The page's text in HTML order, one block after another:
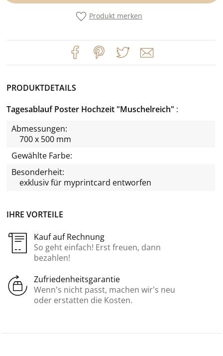
Produkt merken
IHRE VORTEILE
Kauf auf Rechnung
So geht einfach! Erst freuen, dann
bezahlen!
Zufriedenheitsgarantie
Wenn’s nicht passt, machen wir’s neu
oder erstatten die Kosten.
PRODUKTDETAILS
Tagesablauf Poster Hochzeit "Muschelreich"
Abmessungen:
700 x 500 mm
Gewählte Farbe:
Besonderheit:
exklusiv für myprintcard entworfen